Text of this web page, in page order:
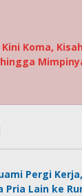
Koma, Kisah
Pergi
Pria Lain ke